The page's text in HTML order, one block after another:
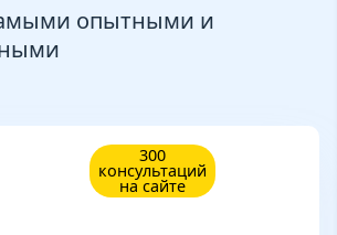
опытными и
300
консультаций
на сайте